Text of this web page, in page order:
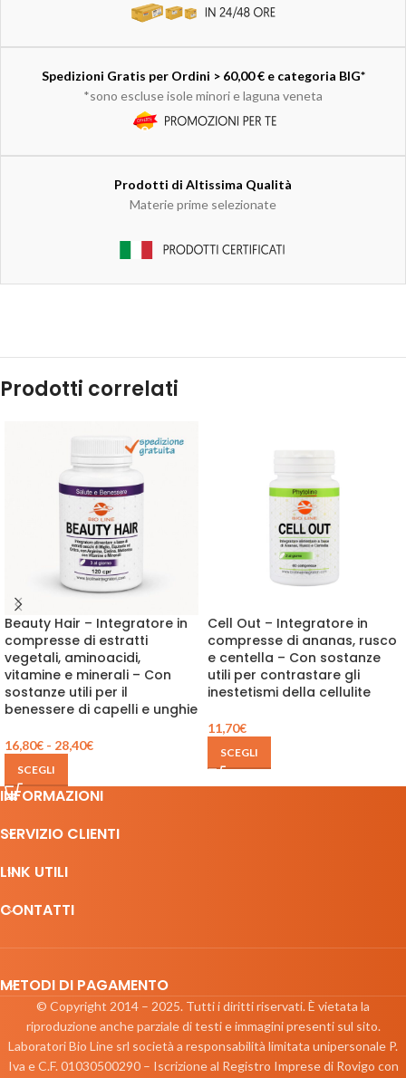
Spedizioni Gratis per Ordini > 60,00 € e categoria BIG*
*sono escluse isole minori e laguna veneta
Prodotti di Altissima Qualità
Materie prime selezionate
Prodotti correlati
Beauty Hair – Integratore in
compresse di estratti
vegetali, aminoacidi,
vitamine e minerali – Con
sostanze utili per il
benessere di capelli e unghie
16,80€ - 28,40€
SCEGLI
Cell Out – Integratore in
compresse di ananas, rusco
e centella – Con sostanze
utili per contrastare gli
inestetismi della cellulite
11,70€
SCEGLI
INFORMAZIONI
SERVIZIO CLIENTI
LINK UTILI
CONTATTI
METODI DI PAGAMENTO
© Copyright 2014 – 2025. Tutti i diritti riservati. È vietata la
riproduzione anche parziale di testi e immagini presenti sul sito.
Laboratori Bio Line srl società a responsabilità limitata unipersonale P.
Iva e C.F. 01030500290 – Iscrizione al Registro Imprese di Rovigo con